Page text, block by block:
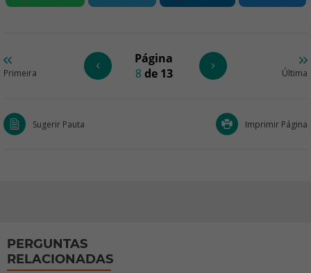
Primeira
Página
8 de 13 Última
Sugerir Pauta Imprimir Página
PERGUNTAS
RELACIONADAS